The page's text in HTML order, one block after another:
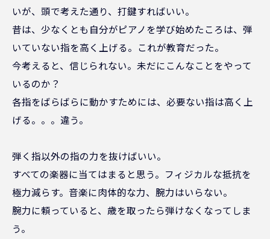
いが、頭で考えた通り、打鍵すればいい。
昔は、少なくとも自分がピアノを学び始めたころは、弾
いていない指を高く上げる。これが教育だった。
今考えると、信じられない。未だにこんなことをやって
いるのか？
各指をばらばらに動かすためには、必要ない指は高く上
げる。。。違う。
弾く指以外の指の力を抜けばいい。
すべての楽器に当てはまると思う。フィジカルな抵抗を
極力減らす。音楽に肉体的な力、腕力はいらない。
腕力に頼っていると、歳を取ったら弾けなくなってしま
う。